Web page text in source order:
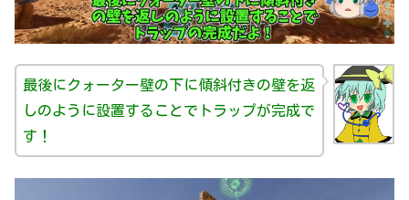
最後にクォーター壁の下に傾斜付きの壁を返
しのように設置することでトラップが完成で
す！